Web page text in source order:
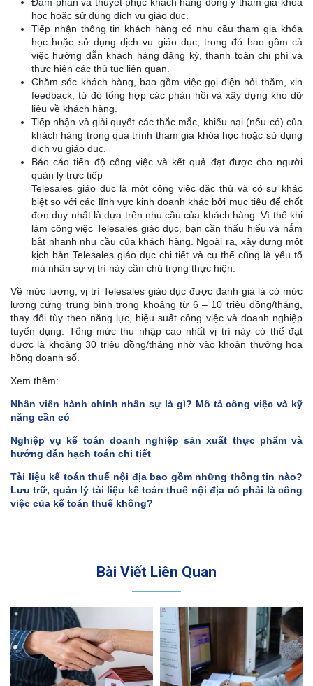
Đàm phán và thuyết phục khách hàng đồng ý tham gia khóa
học hoặc sử dụng dịch vụ giáo dục.
Tiếp nhận thông tin khách hàng có nhu cầu tham gia khóa
học hoặc sử dụng dịch vụ giáo dục, trong đó bao gồm cả
việc hướng dẫn khách hàng đăng ký, thanh toán chi phí và
thực hiện các thủ tục liên quan.
Chăm sóc khách hàng, bao gồm việc gọi điện hỏi thăm, xin
feedback, từ đó tổng hợp các phản hồi và xây dựng kho dữ
liệu về khách hàng.
Tiếp nhận và giải quyết các thắc mắc, khiếu nại (nếu có) của
khách hàng trong quá trình tham gia khóa học hoặc sử dụng
dịch vụ giáo dục.
Báo cáo tiến độ công việc và kết quả đạt được cho người
quản lý trực tiếp
Telesales giáo dục là một công việc đặc thù và có sự khác
biệt so với các lĩnh vực kinh doanh khác bởi mục tiêu để chốt
đơn duy nhất là dựa trên nhu cầu của khách hàng. Vì thế khi
làm công việc Telesales giáo dục, bạn cần thấu hiểu và nắm
bắt nhanh nhu cầu của khách hàng. Ngoài ra, xây dựng một
kịch bản Telesales giáo dục chi tiết và cụ thể cũng là yếu tố
mà nhân sự vị trí này cần chú trọng thực hiện.
Về mức lương, vị trí Telesales giáo dục được đánh giá là có mức
lương cứng trung bình trong khoảng từ 6 – 10 triệu đồng/tháng,
thay đổi tùy theo năng lực, hiệu suất công việc và doanh nghiệp
tuyển dụng. Tổng mức thu nhập cao nhất vị trí này có thể đạt
được là khoảng 30 triệu đồng/tháng nhờ vào khoản thưởng hoa
hồng doanh số.
Xem thêm:
Nhân viên hành chính nhân sự là gì? Mô tả công việc và kỹ
năng cần có
Nghiệp vụ kế toán doanh nghiệp sản xuất thực phẩm và
hướng dẫn hạch toán chi tiết
Tài liệu kế toán thuế nội địa bao gồm những thông tin nào?
Lưu trữ, quản lý tài liệu kế toán thuế nội địa có phải là công
việc của kế toán thuế không?
Bài Viết Liên Quan